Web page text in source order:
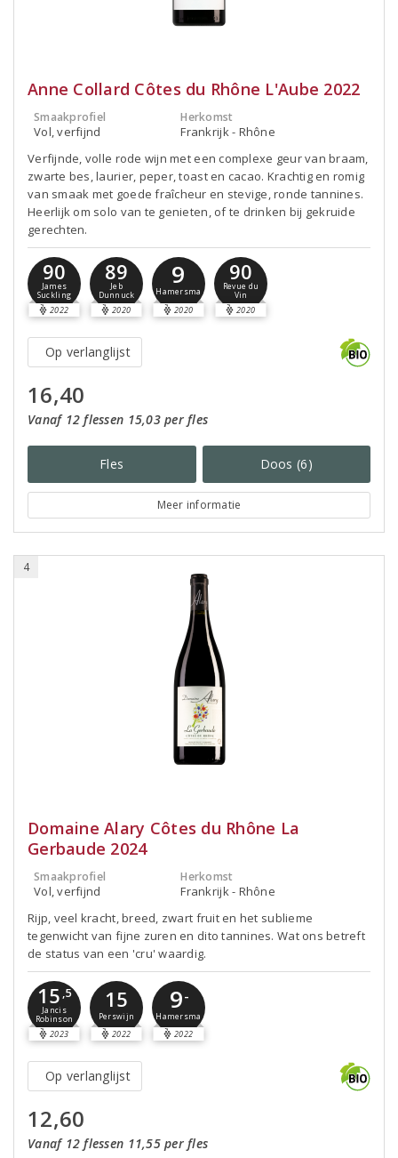
Anne Collard Côtes du Rhône L'Aube 2022
Smaakprofiel
Vol, verfijnd
Herkomst
Frankrijk - Rhône
Verfijnde, volle rode wijn met een complexe geur van braam,
zwarte bes, laurier, peper, toast en cacao. Krachtig en romig
van smaak met goede fraîcheur en stevige, ronde tannines.
Heerlijk om solo van te genieten, of te drinken bij gekruide
gerechten.
90
James
Suckling
2022
89
Jeb
Dunnuck
2020
9
Hamersma
2020
90
Revue du
Vin
2020
Op verlanglijst
16,40
Vanaf 12 flessen 15,03 per fles
Fles Doos (6)
Meer informatie
4
Domaine Alary Côtes du Rhône La
Gerbaude 2024
Smaakprofiel
Vol, verfijnd
Herkomst
Frankrijk - Rhône
Rijp, veel kracht, breed, zwart fruit en het sublieme
tegenwicht van fijne zuren en dito tannines. Wat ons betreft
de status van een 'cru' waardig.
15 ,5
Jancis
Robinson
2023
15
Perswijn
2022
9-
Hamersma
2022
Op verlanglijst
12,60
Vanaf 12 flessen 11,55 per fles